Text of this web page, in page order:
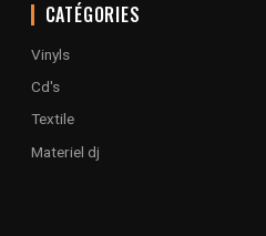
CATÉGORIES
Vinyls
Cd's
Textile
Materiel dj